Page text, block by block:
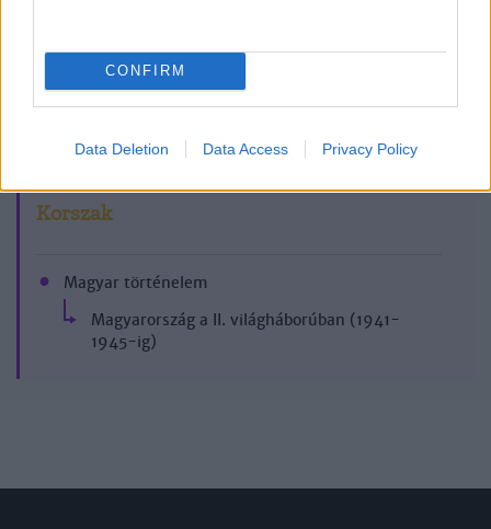
CONFIRM
Data Deletion Data Access Privacy Policy
2017/11.
Korszak
Magyar történelem
Magyarország a II. világháborúban (1941-
1945-ig)